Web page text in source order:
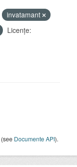
invatamant
Licenţe:
(see Documente API).